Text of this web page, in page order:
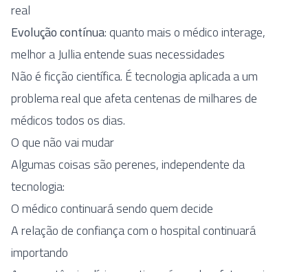
real
Evolução contínua: quanto mais o médico interage,
melhor a Jullia entende suas necessidades
Não é ficção científica. É tecnologia aplicada a um
problema real que afeta centenas de milhares de
médicos todos os dias.
O que não vai mudar
Algumas coisas são perenes, independente da
tecnologia:
O médico continuará sendo quem decide
A relação de confiança com o hospital continuará
importando